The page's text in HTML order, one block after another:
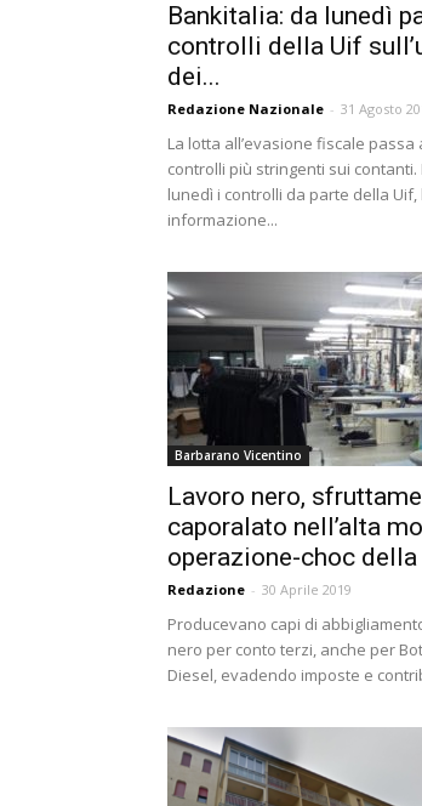
Bankitalia: da lunedì
controlli della Uif
dei...
Redazione Nazionale - 31 Agosto
La lotta all’evasione fiscale
controlli più stringenti sui
lunedì i controlli da parte della Uif,
informazione...
Barbarano Vicentino
Lavoro nero,
caporalato nell’alta
operazione-choc
Redazione - 30 Aprile 2019
Producevano capi di
nero per conto terzi, anche per
Diesel, evadendo imposte e